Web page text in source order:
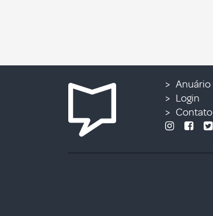
Anuário
Login
Contato